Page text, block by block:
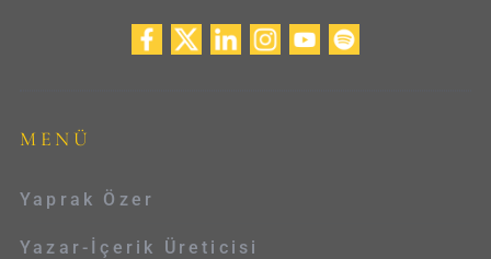
MENÜ
Yaprak Özer
Yazar-İçerik Üreticisi